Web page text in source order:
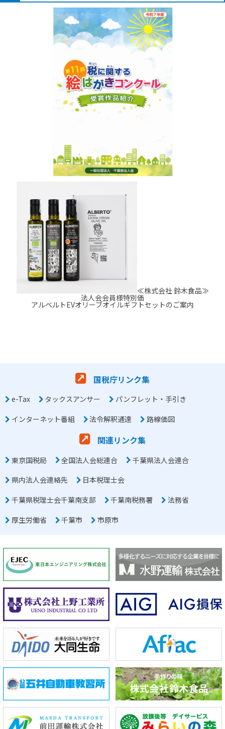
≪株式会社 鈴木食品≫
法人会会員様特別価
アルベルトEVオリーブオイルギフトセットのご案内
国税庁リンク集
e-Tax タックスアンサー
パンフレット・手引き
インターネット番組
法令解釈通達 路線価図
関連リンク集
東京国税局 全国法人会総連合
千葉県法人会連合
県内法人会連絡先
日本税理士会
千葉県税理士会千葉南支部
千葉南税務署
法務省
厚生労働省
千葉市 市原市